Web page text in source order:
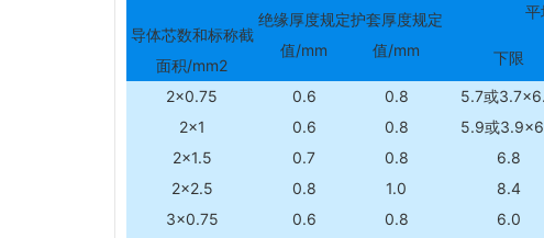
导体芯数和标称截
面积/mm2
绝缘厚度规定
值/mm
护套厚度规定
值/mm
平
下限
2×0.75 0.6 0.8 5.7或
2×1
0.6 0.8 5.9或
2×1.5
0.7 0.8 6.8
2×2.5
0.8 1.0 8.4
3×0.75
0.6 0.8 6.0